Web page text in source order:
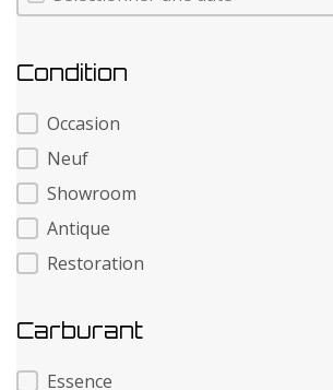
Condition
Condition
Occasion
Neuf
Showroom
Antique
Restoration
Carburant
Carburant
Essence